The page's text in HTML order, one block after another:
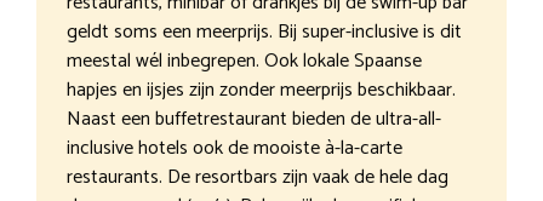
geldt soms een meerprijs. Bij super-inclusive is dit
meestal wél inbegrepen. Ook lokale Spaanse
hapjes en ijsjes zijn zonder meerprijs beschikbaar.
Naast een buffetrestaurant bieden de ultra-all-
inclusive hotels ook de mooiste à-la-carte
restaurants. De resortbars zijn vaak de hele dag